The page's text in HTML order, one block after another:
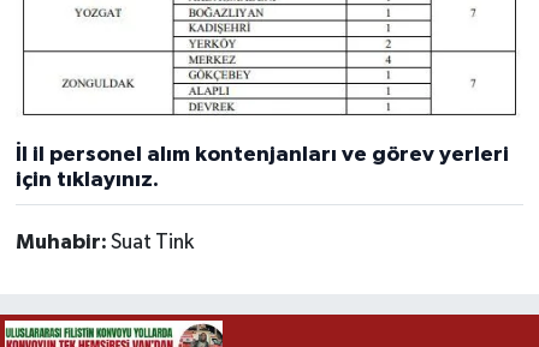
İl il personel alım kontenjanları ve görev yerleri
için tıklayınız.
Muhabir: Suat Tink